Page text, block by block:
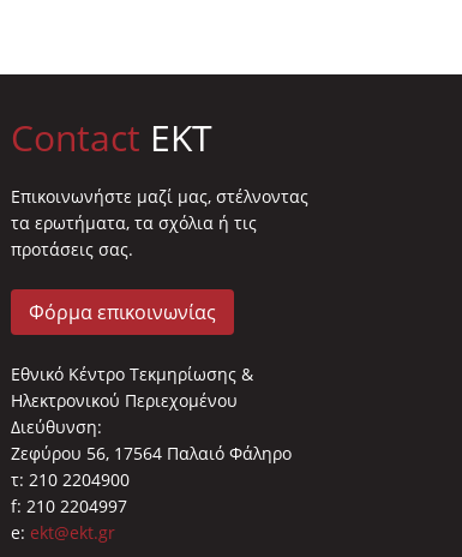
Contact EKT
Επικοινωνήστε μαζί μας, στέλνοντας
τα ερωτήματα, τα σχόλια ή τις
προτάσεις σας.
Φόρμα επικοινωνίας
Εθνικό Κέντρο Τεκμηρίωσης &
Ηλεκτρονικού Περιεχομένου
Διεύθυνση:
Ζεφύρου 56, 17564 Παλαιό Φάληρο
τ: 210 2204900
f: 210 2204997
e: ekt@ekt.gr